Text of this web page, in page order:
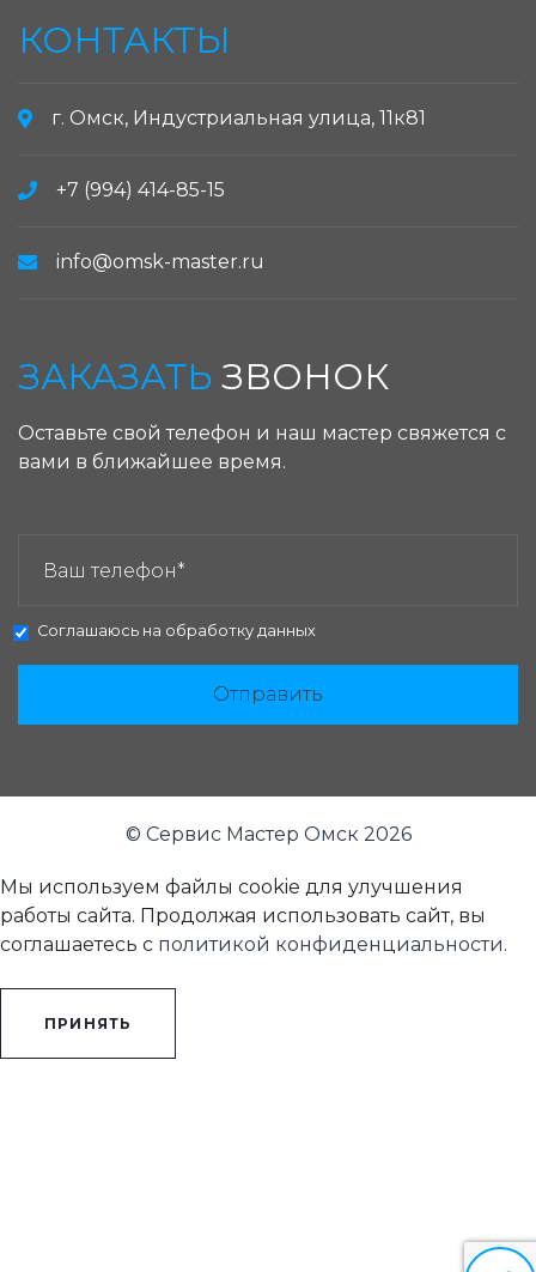
КОНТАКТЫ
г. Омск, Индустриальная улица, 11к81
+7 (994) 414-85-15
info@omsk-master.ru
ЗАКАЗАТЬ ЗВОНОК
Оставьте свой телефон и наш мастер свяжется с
вами в ближайшее время.
Соглашаюсь на обработку данных
Отправить
© Сервис Мастер Омск 2026
Мы используем файлы cookie для улучшения
работы сайта. Продолжая использовать сайт, вы
соглашаетесь с политикой конфиденциальности.
ПРИНЯТЬ